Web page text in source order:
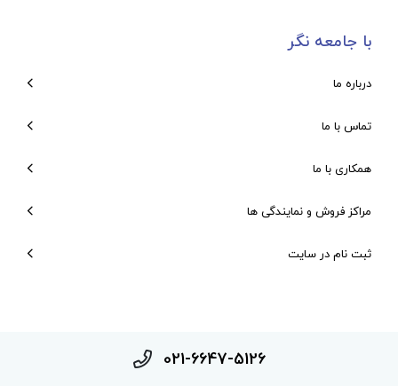
با جامعه نگر
درباره ما
تماس با ما
همکاری با ما
مراکز فروش و نمایندگی ها
ثبت نام در سایت
021-6647-5126